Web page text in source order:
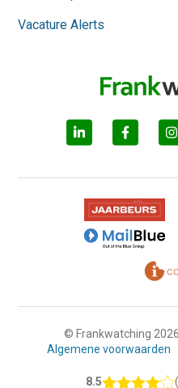
Vacature Alerts
© Frankwatching
Algemene voorwaarden
8.5